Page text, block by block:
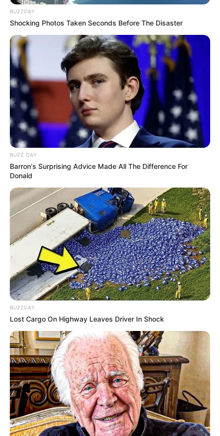
ostenlos
Wenig bekannte Sehenswürdigkeiten und
Ausflugsziele:
Söder Tor in Bad Sooden-Allendorf-Botanischer Garten
in Osnabrück
Deutschlandweit Veranstaltung kostenlos
eintragen:
Kapitalanlagen:
Wer sein Geld mit guter Rendite anlegen möchte und
dabei Fehler vermeiden will, der findet hierTipps für
effektive Kapitalanlagen.
Früher zog man in den Krieg, damit in den
Geschichtsbüchern was steht. Heute gibt's nur noch
Bürokratie, Steuern und Sonderversagen.
weitere Kalauer
Quermania folgen: Impressum & Kontakt
Smartphone Startseite
BUZZDAY
Shocking Photos Taken Seconds Before The Disaster
BUZZ DAY
Barron's Surprising Advice Made All The Difference For
Donald
BUZZDAY
Lost Cargo On Highway Leaves Driver In Shock